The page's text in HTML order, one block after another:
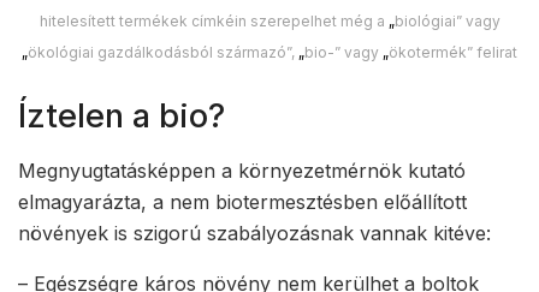
hitelesített termékek címkéin szerepelhet még a „biológiai” vagy
„ökológiai gazdálkodásból származó”, „bio-” vagy „ökotermék” felirat
Íztelen a bio?
Megnyugtatásképpen a környezetmérnök kutató
elmagyarázta, a nem biotermesztésben előállított
növények is szigorú szabályozásnak vannak kitéve:
– Egészségre káros növény nem kerülhet a boltok